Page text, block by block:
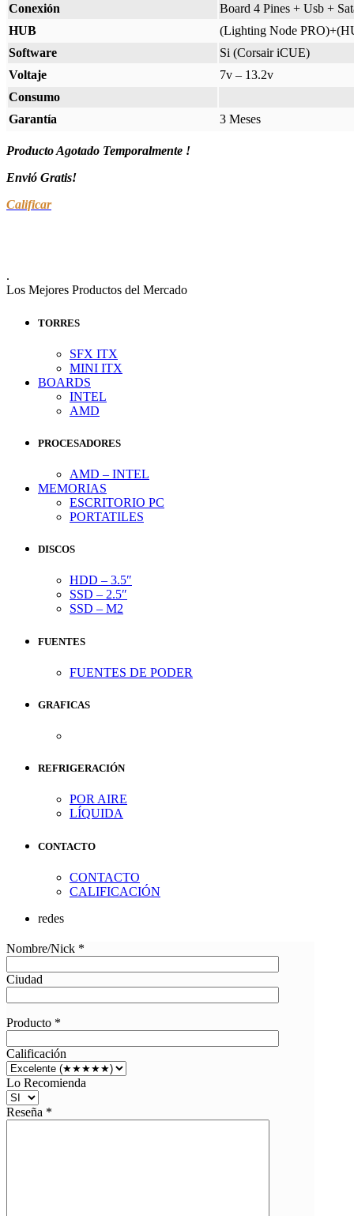
Conexión
Board 4 Pines + Usb +
HUB
(Lighting Node
Software
Si (Corsair iCUE)
Voltaje
7v – 13.2v
Consumo
Garantía
3 Meses
Producto Agotado Temporalmente !
Envió Gratis!
Calificar
.
Los Mejores Productos del Mercado
TORRES
SFX ITX
MINI ITX
BOARDS
INTEL
AMD
PROCESADORES
AMD – INTEL
MEMORIAS
ESCRITORIO PC
PORTATILES
DISCOS
HDD – 3.5″
SSD – 2.5″
SSD – M2
FUENTES
FUENTES DE PODER
GRAFICAS
REFRIGERACIÓN
POR AIRE
LÍQUIDA
CONTACTO
CONTACTO
CALIFICACIÓN
redes
Nombre/Nick *
Ciudad
Producto *
Calificación
Lo Recomienda
Reseña *